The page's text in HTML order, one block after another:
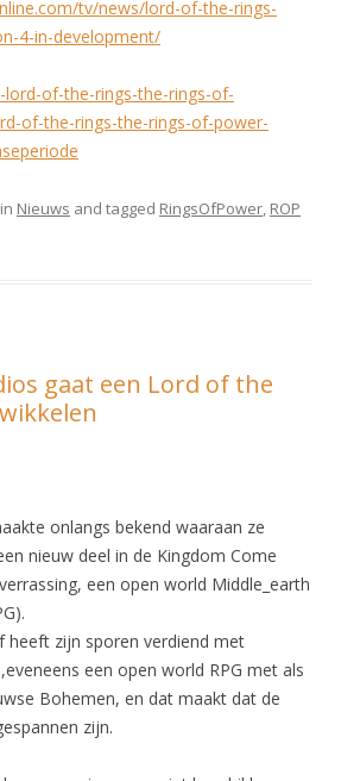
tv/news/lord-of-the-rings-
4-in-development/
of-the-rings-the-rings-of-
of-the-rings-the-rings-of-power-
Nieuws and tagged RingsOfPower, ROP
gaat een Lord of the
onlangs bekend waaraan ze
nieuw deel in de Kingdom Come
een open world Middle_earth
heeft zijn sporen verdiend met
een open world RPG met als
Bohemen, en dat maakt dat de
zijn.